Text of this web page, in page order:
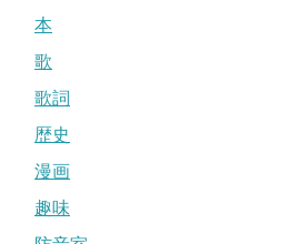
本
歌
歌詞
歴史
漫画
趣味